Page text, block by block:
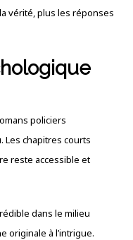
vérité, plus les réponses
policiers
Les chapitres courts
reste accessible et
dans le milieu
originale à l’intrigue.